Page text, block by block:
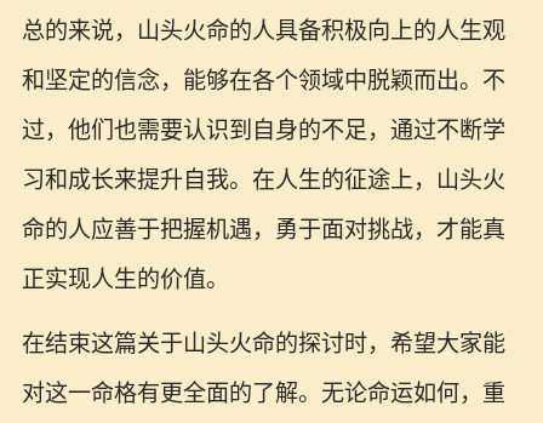
总的来说，山头火命的人具备积极向上的人生观
和坚定的信念，能够在各个领域中脱颖而出。不
过，他们也需要认识到自身的不足，通过不断学
习和成长来提升自我。在人生的征途上，山头火
命的人应善于把握机遇，勇于面对挑战，才能真
正实现人生的价值。
在结束这篇关于山头火命的探讨时，希望大家能
对这一命格有更全面的了解。无论命运如何，重